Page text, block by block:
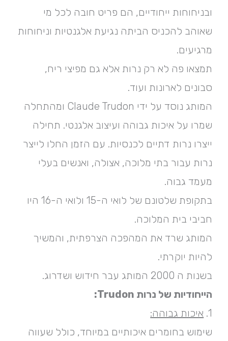
ובניחוחות ייחודיים, הם פריט חובה לכל מי
שאוהב להכניס הביתה נגיעת אלגנטיות וניחוחות
מרגיעים.
תמצאו פה לא רק נרות אלא גם מפיצי ריח,
סבונים לארונות ועוד.
המותג נוסד על ידי Claude Trudon ומהתחלה
שמרו על איכות גבוהה ועיצוב אלגנטי. תחילה
ייצרו נרות דתיים לכנסיות. עם הזמן החלו לייצר
נרות עבור בתי מלוכה, אצולה, ואנשים בעלי
מעמד גבוה.
בתקופת שלטונם של לואי ה-15 ולואי ה-16 היו
חביבי בית המלוכה.
המותג שרד את המהפכה הצרפתית, והמשיך
להיות יוקרתי.
בשנות ה 2000 המותג עבר חידוש ושדרוג.
הייחודיות של נרות Trudon:
1. איכות גבוהה:
שימוש בחומרים איכותיים במיוחד, כולל שעווה